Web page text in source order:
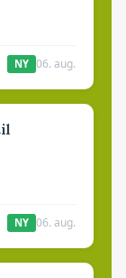
NY 06. aug.
NY 06. aug.